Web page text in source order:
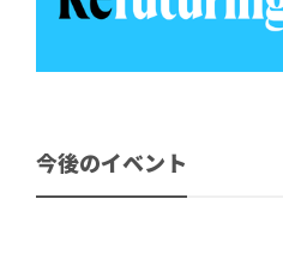
今後のイベント